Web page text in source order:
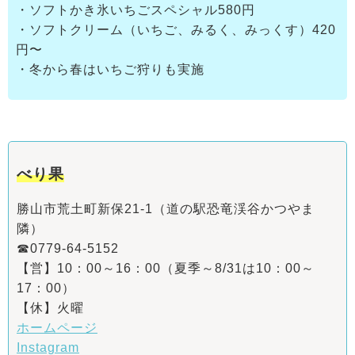
・ソフトかき氷いちごスペシャル580円
・ソフトクリーム（いちご、みるく、みっくす）420
円〜
・冬から春はいちご狩りも実施
べり果
勝山市荒土町新保21-1（道の駅恐竜渓谷かつやま
隣）
☎0779-64-5152
【営】10：00～16：00（夏季～8/31は10：00～
17：00）
【休】火曜
ホームページ
Instagram